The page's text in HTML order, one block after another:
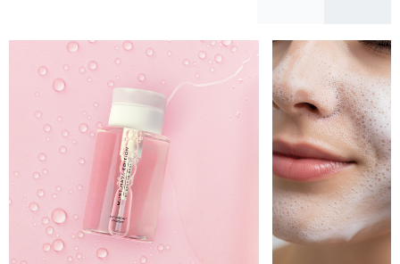
maskas: mitrinoši, pretnovecošanās, izgaismojoši vai
eksfoliējoši, kas risina konkrētas ādas vajadzības.
Noslēdzošais solis ir mitrināšana un aizsardzība ar dienas un
nakts krēmiem, barojošiem balzamiem vai aizsargkrēmiem, kas
notur mitrumu un stiprina ādas dabiskos aizsargmehānismus.
Ievērojot šos ādas kopšanas soļus, āda pakāpeniski uzlabojas,
iegūst veselīgāku izskatu un labāk tiek galā ar ikdienas slodzi.
Pārdomāta un konsekventi ievērota kopšanas rutīna var
palīdzēt novērst daudzas problēmas un saglabāt ādas veselību
ilgtermiņā.